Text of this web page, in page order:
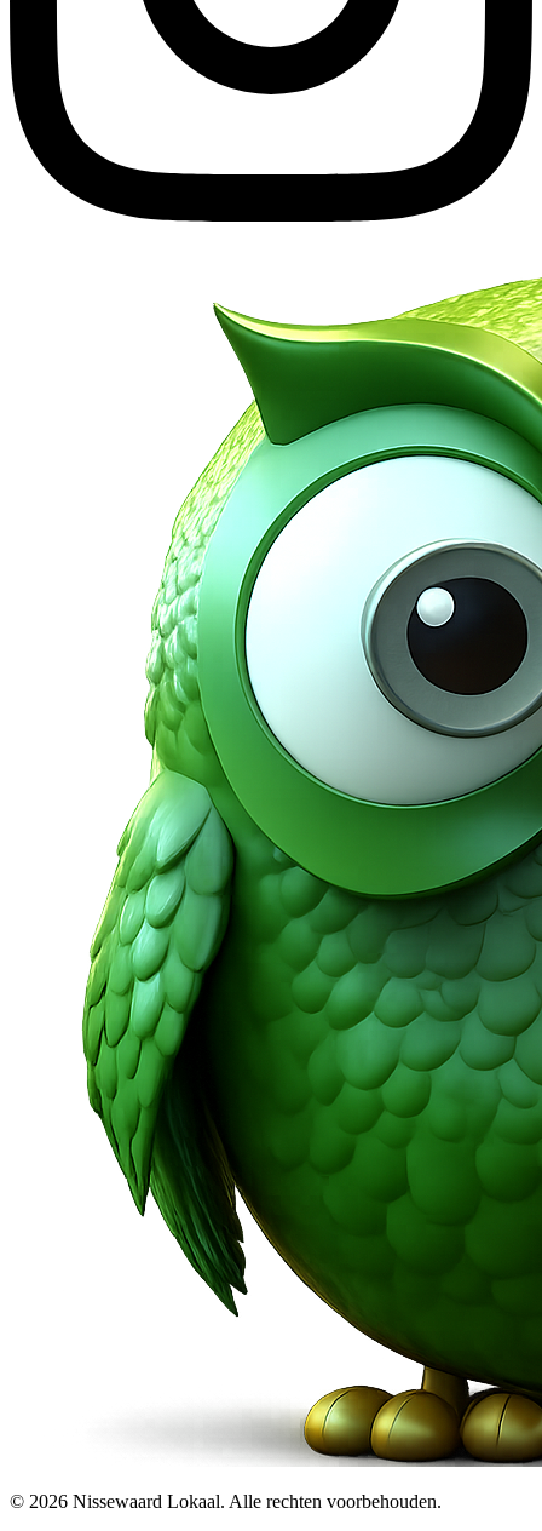
© 2026 Nissewaard Lokaal. Alle rechten voorbehouden.